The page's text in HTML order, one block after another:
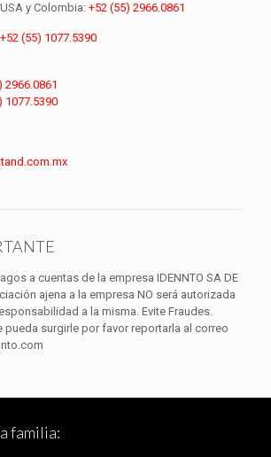
y Colombia:+52 (55) 2966.0861
+52 (55) 1077.5390
2966.0861
1077.5390
a cuentas de la empresa IDENNTO SA DE
ajena a la empresa NO será autorizada
a la misma. Evite Fraudes.
pueda surgirle por favor reportarla al correo
familia: